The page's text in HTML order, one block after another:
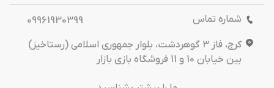
شماره تماس
09961930399
کرج، فاز 3 گوهردشت، بلوار جمهوری اسلامی (رستاخیز)
بین خیابان 10 و 11 فروشگاه بازی بازار